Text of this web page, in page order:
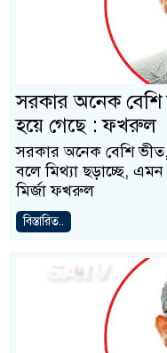
সরকার অনেক
হয়ে গেছে : ফখরুল
সরকার অনেক বেশি
বলে মিথ্যা ছড়াচ্ছে,
মির্জা ফখরুল
বিস্তারিত..